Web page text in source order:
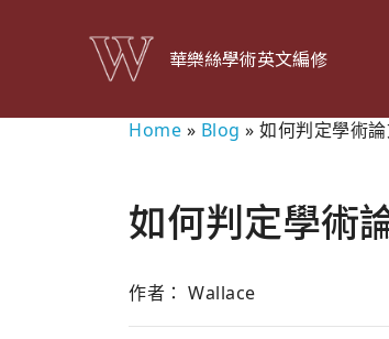
華樂絲學術英文編修
Home » Blog » 如何判定學術
如何判定學術
作者： Wallace